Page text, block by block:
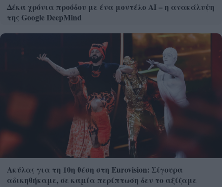
Δέκα χρόνια προόδου με ένα μοντέλο ΑΙ – η ανακάλυψη
της Google DeepMind
Ακύλας για τη 10η θέση στη Eurovision: Σίγουρα
αδικηθήκαμε, σε καμία περίπτωση δεν το αξίζαμε